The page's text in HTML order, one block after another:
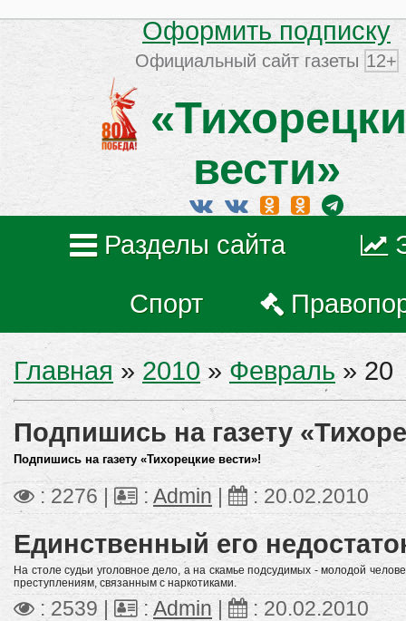
Оформить подписку
Официальный сайт газеты 12+
вести»
Разделы сайта
Спорт
Главная » 2010 » Февраль » 20
Подпишись на газету
Подпишись на газету «Тихорецкие вести»!
: 2276 | : Admin | : 20.02.2010
Единственный его
На столе судьи уголовное дело, а на скамье подсудимых - молодой
преступлениям, связанным с наркотиками.
: 2539 | : Admin| : 20.02.2010